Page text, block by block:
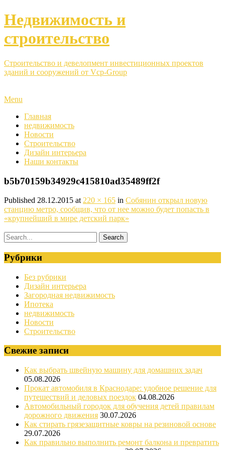
Недвижимость и
строительство
Строительство и девелопмент инвестиционных проектов
зданий и сооружений от Vcp-Group
Menu
Главная
недвижимость
Новости
Строительство
Дизайн интерьера
Наши контакты
b5b70159b34929c415810ad35489ff2f
Published 28.12.2015 at 220 × 165 in Собянин открыл новую
станцию метро, сообщив, что от нее можно будет попасть в
«крупнейший в мире детский парк»
Рубрики
Без рубрики
Дизайн интерьера
Загородная недвижимость
Ипотека
недвижимость
Новости
Строительство
Свежие записи
Как выбрать швейную машину для домашних задач
05.08.2026
Прокат автомобиля в Краснодаре: удобное решение для
путешествий и деловых поездок 04.08.2026
Автомобильный городок для обучения детей правилам
дорожного движения 30.07.2026
Как стирать грязезащитные ковры на резиновой основе
29.07.2026
Как правильно выполнить ремонт балкона и превратить